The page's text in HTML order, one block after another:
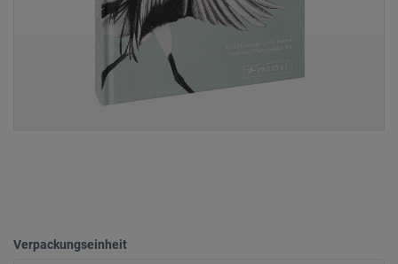
Verpackungseinheit